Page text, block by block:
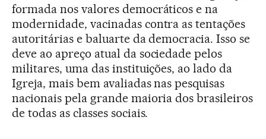
formada nos valores democráticos e na
modernidade, vacinadas contra as tentações
autoritárias e baluarte da democracia. Isso se
deve ao apreço atual da sociedade pelos
militares, uma das instituições, ao lado da
Igreja, mais bem avaliadas nas pesquisas
nacionais pela grande maioria dos brasileiros
de todas as classes sociais.